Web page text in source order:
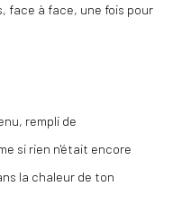
face à face, une fois pour
rempli de
si rien n'était encore
la chaleur de ton